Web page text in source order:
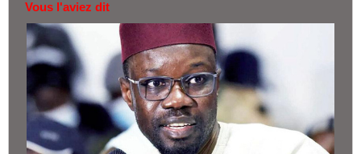
Vous l'aviez dit